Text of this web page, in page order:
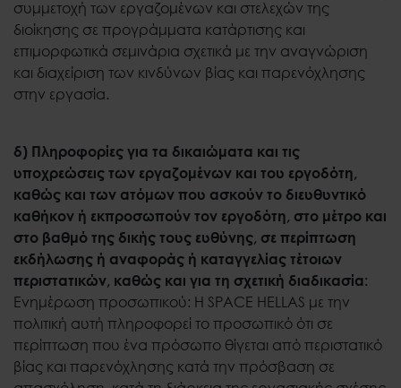
συμμετοχή των εργαζομένων και στελεχών της
διοίκησης σε προγράμματα κατάρτισης και
επιμορφωτικά σεμινάρια σχετικά με την αναγνώριση
και διαχείριση των κινδύνων βίας και παρενόχλησης
στην εργασία.
δ) Πληροφορίες για τα δικαιώματα και τις
υποχρεώσεις των εργαζομένων και του εργοδότη,
καθώς και των ατόμων που ασκούν το διευθυντικό
καθήκον ή εκπροσωπούν τον εργοδότη, στο μέτρο και
στο βαθμό της δικής τους ευθύνης, σε περίπτωση
εκδήλωσης ή αναφοράς ή καταγγελίας τέτοιων
περιστατικών, καθώς και για τη σχετική διαδικασία:
Ενημέρωση προσωπικού: Η SPACE HELLAS με την
πολιτική αυτή πληροφορεί το προσωπικό ότι σε
περίπτωση που ένα πρόσωπο θίγεται από περιστατικό
βίας και παρενόχλησης κατά την πρόσβαση σε